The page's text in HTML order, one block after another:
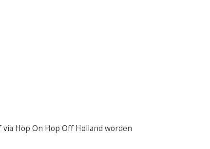
Hop On Hop Off Holland worden